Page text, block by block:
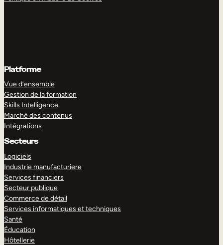
Platforme
Vue d’ensemble
Gestion de la formation
Skills Intelligence
Marché des contenus
Intégrations
Secteurs
Logiciels
Industrie manufacturiere
Services financiers
Secteur publique
Commerce de détail
Services informatiques et techniques
Santé
Éducation
Hôtellerie